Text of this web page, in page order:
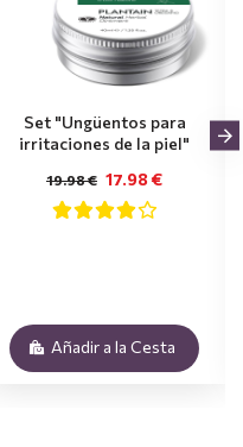
Set "Ungüentos para
irritaciones de la piel"
17.98 €
19.98 €
Añadir a la Cesta